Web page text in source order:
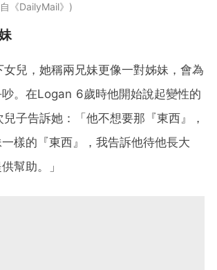
《DailyMail》
兒，她稱兩兄妹更像一對姊妹，會為
。在Logan 6歲時他開始說起變性的
子告訴她：「他不想要那『東西』，
樣的『東西』，我告訴他待他長大
幫助。」